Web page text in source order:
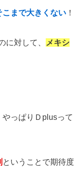
こまで大きくない ！
に対して、
メキシ
っぱりＤplusって
ということで期待度